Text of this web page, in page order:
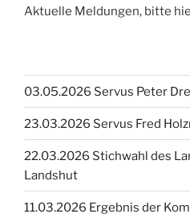
Aktuelle Meldungen, bitte
03.05.2026 Servus Peter
23.03.2026 Servus Fred
22.03.2026 Stichwahl des
Landshut
11.03.2026 Ergebnis der